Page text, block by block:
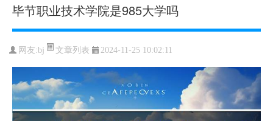
毕节职业技术学院是985大学吗
网友:bj 文章列表 2024-11-25 10:02:11